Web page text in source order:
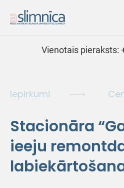
Vienotais pieraksts:
Iepirkumi
Stacionāra
ieeju